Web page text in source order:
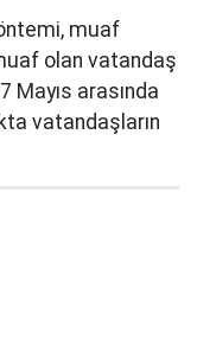
muaf
olan vatandaş
Mayıs arasında
vatandaşların